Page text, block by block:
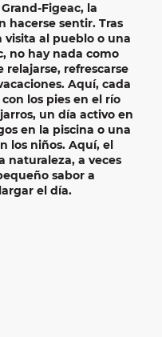
Figeac, la
hacerse sentir. Tras
visita al pueblo o una
, no hay nada como
relajarse, refrescarse
Aquí, cada
con los pies en el río
un día activo en
en la piscina o una
los niños. Aquí, el
naturaleza, a veces
sabor a
el día.